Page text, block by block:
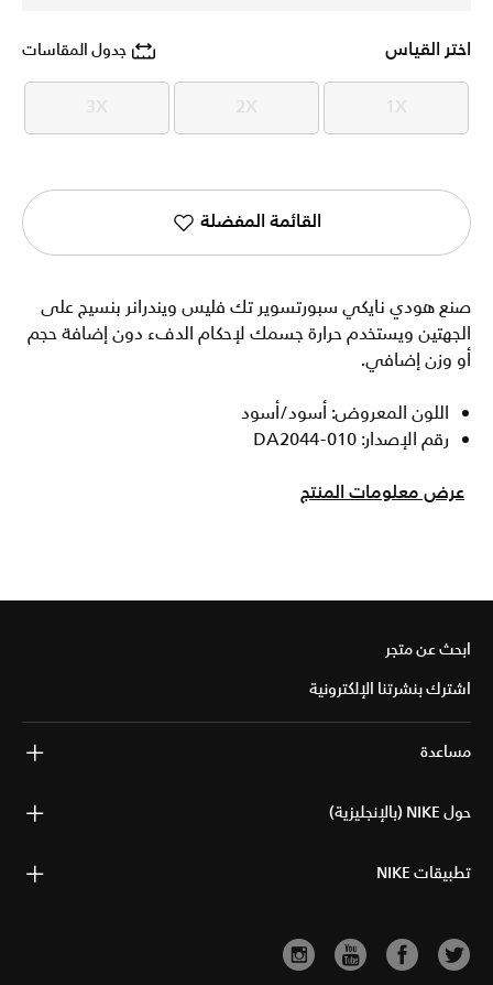
اختر القياس جدول المقاسات
1X
1X
2X
2X
3X
3X
القائمة المفضلة
صنع هودي نايكي سبورتسوير تك فليس ويندرانر بنسيج على
الجهتين ويستخدم حرارة جسمك لإحكام الدفء دون إضافة حجم
أو وزن إضافي.
اللون المعروض: أسود/أسود
رقم الإصدار: DA2044-010
عرض معلومات المنتج
ابحث عن متجر
اشترك بنشرتنا الإلكترونية
مساعدة
حول NIKE (بالإنجليزية)
تطبيقات NIKE